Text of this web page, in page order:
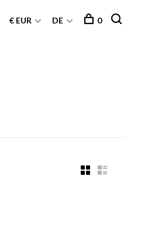
€ EUR DE 0